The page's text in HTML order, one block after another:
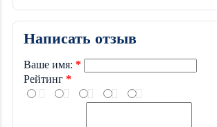
Написать отзыв
Ваше имя:
Рейтинг